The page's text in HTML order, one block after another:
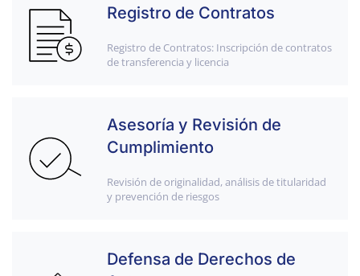
Registro de Contratos
Registro de Contratos: Inscripción de contratos
de transferencia y licencia
Asesoría y Revisión de
Cumplimiento
Revisión de originalidad, análisis de titularidad
y prevención de riesgos
Defensa de Derechos de